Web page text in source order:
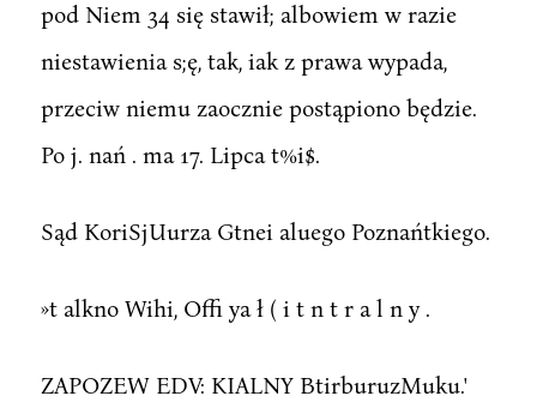
pod Niem 34 się stawił; albowiem w razie
niestawienia s;ę, tak, iak z prawa wypada,
przeciw niemu zaocznie postąpiono będzie.
Po j. nań . ma 17. Lipca t%i$.
Sąd KoriSjUurza Gtnei aluego Poznańtkiego.
»t alkno Wihi, Offi ya ł ( i t n t r a l n y .
ZAPOZEW EDV: KIALNY BtirburuzMuku.'